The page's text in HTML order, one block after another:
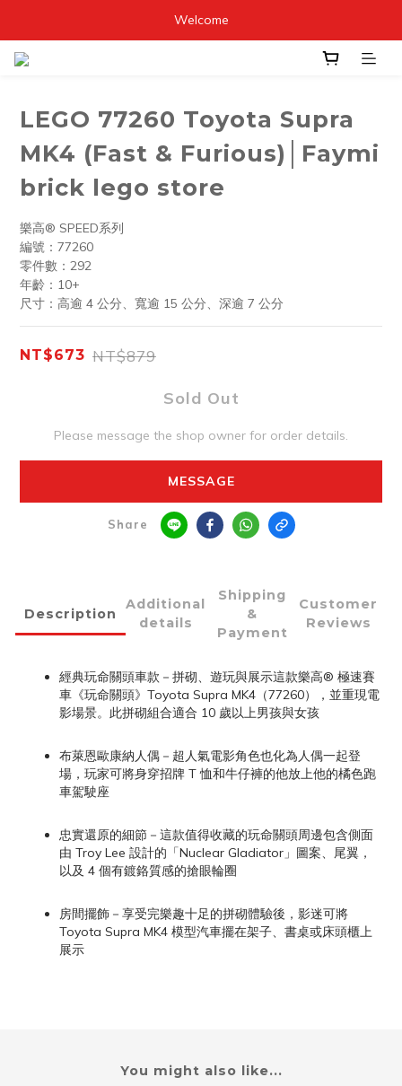
Welcome
LEGO 77260 Toyota Supra
MK4 (Fast & Furious)│Faymi
brick lego store
樂高® SPEED系列
編號：77260
零件數：292
年齡：10+
尺寸：高逾 4 公分、寬逾 15 公分、深逾 7 公分
NT$673 NT$879
Sold Out
Please message the shop owner for order details.
MESSAGE
Share
Description
Additional
details
Shipping
&
Payment
Customer
Reviews
經典玩命關頭車款－拼砌、遊玩與展示這款樂高® 極速賽
車《玩命關頭》Toyota Supra MK4（77260），並重現電
影場景。此拼砌組合適合 10 歲以上男孩與女孩
布萊恩歐康納人偶－超人氣電影角色也化為人偶一起登
場，玩家可將身穿招牌 T 恤和牛仔褲的他放上他的橘色跑
車駕駛座
忠實還原的細節－這款值得收藏的玩命關頭周邊包含側面
由 Troy Lee 設計的「Nuclear Gladiator」圖案、尾翼，
以及 4 個有鍍鉻質感的搶眼輪圈
房間擺飾－享受完樂趣十足的拼砌體驗後，影迷可將
Toyota Supra MK4 模型汽車擺在架子、書桌或床頭櫃上
展示
You might also like...